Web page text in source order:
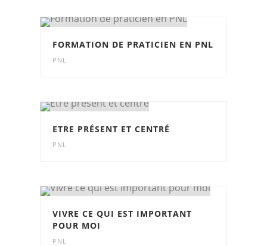
FORMATION DE PRATICIEN EN PNL
PNL
ETRE PRÉSENT ET CENTRÉ
PNL
VIVRE CE QUI EST IMPORTANT
POUR MOI
PNL